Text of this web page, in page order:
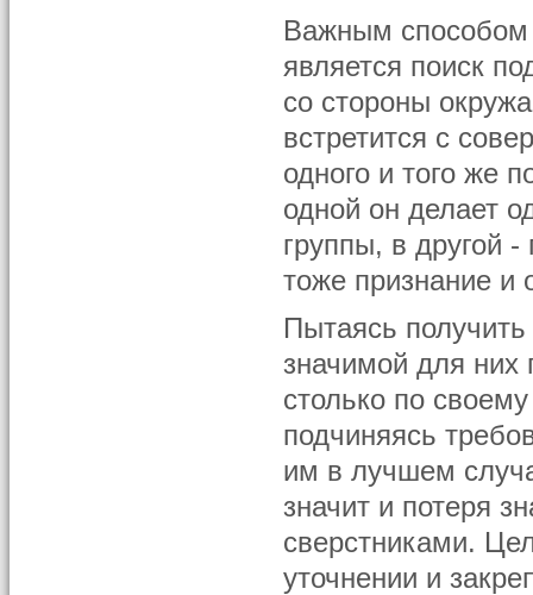
Важным способом
является поиск
со стороны
встретится с
одного и того же
одной он делает
группы, в другой
тоже признание и
Пытаясь
значимой для них
столько по
подчиняясь
им в лучшем
значит и потеря
сверстниками.
уточнении и